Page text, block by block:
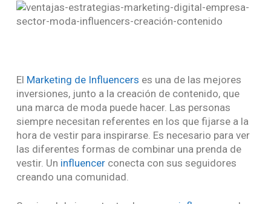
El Marketing de Influencers es una de las mejores
inversiones, junto a la creación de contenido, que
una marca de moda puede hacer. Las personas
siempre necesitan referentes en los que fijarse a la
hora de vestir para inspirarse. Es necesario para ver
las diferentes formas de combinar una prenda de
vestir. Un influencerconecta con sus seguidores
creando una comunidad.